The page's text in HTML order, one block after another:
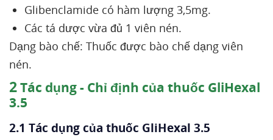
Glibenclamide có hàm lượng 3,5mg.
Các tá dược vừa đủ 1 viên nén.
Dạng bào chế: Thuốc được bào chế dạng viên
nén.
2Tác dụng - Chỉ định của thuốc GliHexal
3.5
2.1 Tác dụng của thuốc GliHexal 3.5